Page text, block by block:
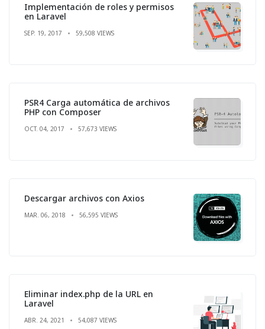
Implementación de roles y permisos
en Laravel
SEP. 19, 2017 59,508 VIEWS
PSR4 Carga automática de archivos
PHP con Composer
OCT. 04, 2017 57,673 VIEWS
Descargar archivos con Axios
MAR. 06, 2018 56,595 VIEWS
Eliminar index.php de la URL en
Laravel
ABR. 24, 2021 54,087 VIEWS